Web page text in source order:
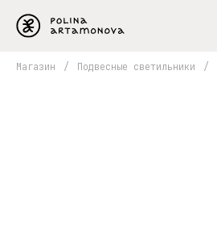
Магазин / Подвесные светильники /